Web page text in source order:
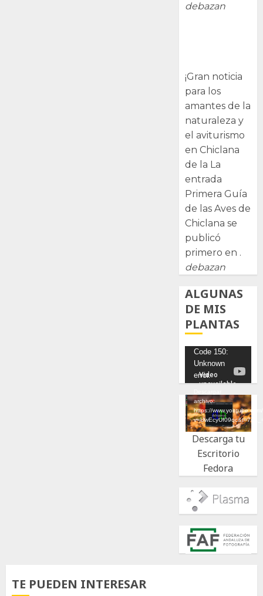
debazan
¡Gran noticia
para los
amantes de la
naturaleza y
el aviturismo
en Chiclana
de la La
entrada
Primera Guía
de las Aves de
Chiclana se
publicó
primero en .
debazan
ALGUNAS
DE MIS
PLANTAS
Reproductor
de
vídeo
Code 150:
Unknown
error.
archivo:
https://
Descarga tu
Escritorio
Fedora
TE PUEDEN INTERESAR